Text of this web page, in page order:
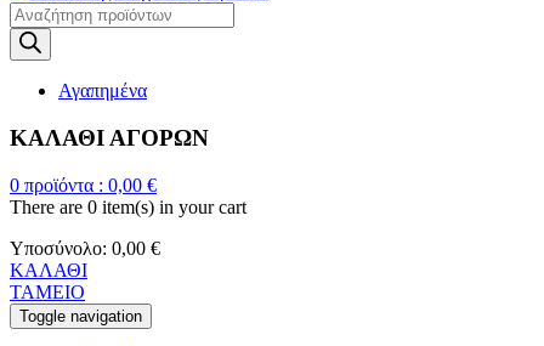
Products
search
Αγαπημένα
ΚΑΛΑΘΙ ΑΓΟΡΩΝ
0 προϊόντα : 0,00 €
There are 0 item(s) in your cart
Υποσύνολο: 0,00 €
ΚΑΛΑΘΙ
ΤΑΜΕΙΟ
Toggle navigation